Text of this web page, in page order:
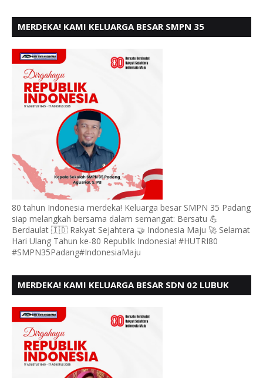
MERDEKA! KAMI KELUARGA BESAR SMPN 35
80 tahun Indonesia merdeka! Keluarga besar SMPN 35 Padang
siap melangkah bersama dalam semangat: Bersatu 💪
Berdaulat 🇮🇩 Rakyat Sejahtera 🤝 Indonesia Maju 🚀 Selamat
Hari Ulang Tahun ke-80 Republik Indonesia! #HUTRI80
#SMPN35Padang#IndonesiaMaju
MERDEKA! KAMI KELUARGA BESAR SDN 02 LUBUK
HUT RI KE - 80,